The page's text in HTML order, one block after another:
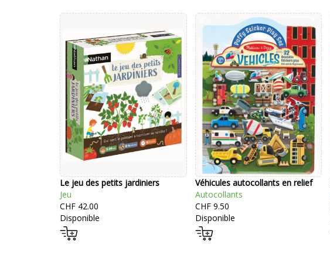
Le jeu des petits jardiniers
Jeu
CHF 42.00
Disponible
Véhicules autocollants en relief
Autocollants
CHF 9.50
Disponible